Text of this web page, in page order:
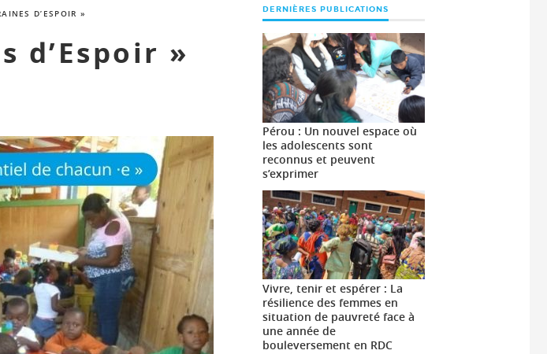
D’ESPOIR »
d’Espoir »
DERNIÈRES PUBLICATIONS
Pérou : Un nouvel espace où
les adolescents sont
reconnus et peuvent
s’exprimer
Vivre, tenir et espérer : La
résilience des femmes en
situation de pauvreté face à
une année de
bouleversement en RDC